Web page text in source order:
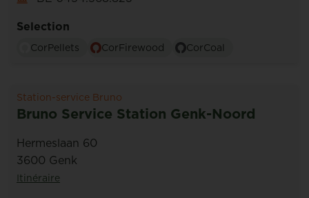
Selection
CorPellets CorFirewood CorCoal
Station-service Bruno
Bruno Service Station Genk-Noord
Hermeslaan 60
3600 Genk
Itinéraire